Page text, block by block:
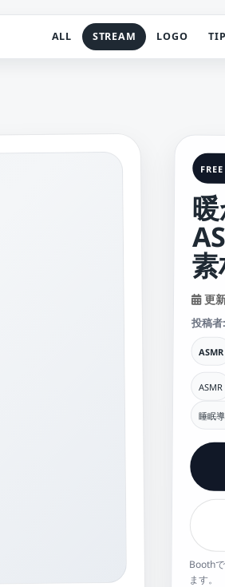
ALL STREAM LOGO
更
投稿者:
ASMR
ASMR
睡眠
Booth
ます。